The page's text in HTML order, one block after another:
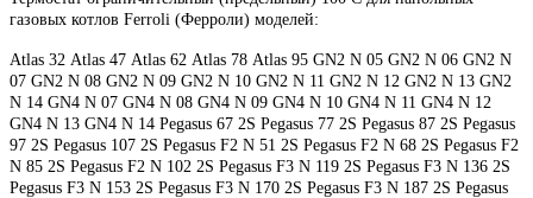
газовых котлов Ferroli (Ферроли) моделей:
Atlas 32 Atlas 47 Atlas 62 Atlas 78 Atlas 95 GN2 N 05 GN2 N 06 GN2 N
07 GN2 N 08 GN2 N 09 GN2 N 10 GN2 N 11 GN2 N 12 GN2 N 13 GN2
N 14 GN4 N 07 GN4 N 08 GN4 N 09 GN4 N 10 GN4 N 11 GN4 N 12
GN4 N 13 GN4 N 14 Pegasus 67 2S Pegasus 77 2S Pegasus 87 2S Pegasus
97 2S Pegasus 107 2S Pegasus F2 N 51 2S Pegasus F2 N 68 2S Pegasus F2
N 85 2S Pegasus F2 N 102 2S Pegasus F3 N 119 2S Pegasus F3 N 136 2S
Pegasus F3 N 153 2S Pegasus F3 N 170 2S Pegasus F3 N 187 2S Pegasus